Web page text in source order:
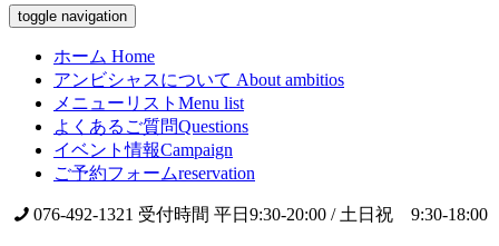
toggle navigation
ホーム Home
アンビシャスについて About ambitios
メニューリスト Menu list
よくあるご質問Questions
イベント情報Campaign
ご予約フォームreservation
076-492-1321 受付時間 平日9:30-20:00 / 土日祝 9:30-18:00